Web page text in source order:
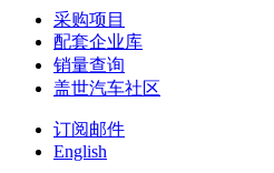
采购项目
配套企业库
销量查询
盖世汽车社区
订阅邮件
English